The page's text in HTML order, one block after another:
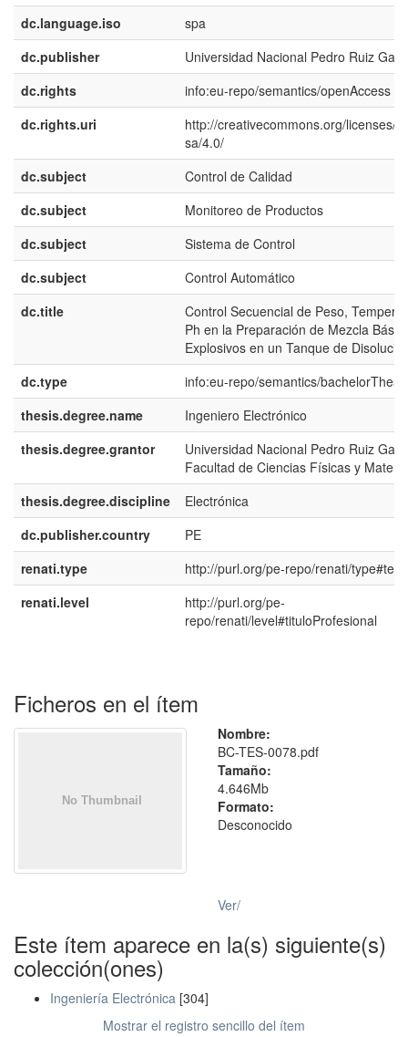
dc.language.iso
spa
dc.publisher
Universidad Nacional Pedro Ruiz Gallo
dc.rights
info:eu-repo/semantics/openAccess
dc.rights.uri
http://creativecommons.org/licenses/
sa/4.0/
dc.subject
Control de Calidad
dc.subject
Monitoreo de Productos
dc.subject
Sistema de Control
dc.subject
Control Automático
dc.title
Control Secuencial de Peso,
Ph en la Preparación de Mezcla
Explosivos en un Tanque de
dc.type
info:eu-repo/semantics/bachelorThesis
thesis.degree.name
Ingeniero Electrónico
thesis.degree.grantor
Universidad Nacional Pedro Ruiz
Facultad de Ciencias Físicas y
thesis.degree.discipline
Electrónica
dc.publisher.country
PE
renati.type
http://purl.org/pe-repo/renati/
renati.level
http://purl.org/pe-
repo/renati/level#tituloProfesional
Ficheros en el ítem
Nombre:
BC-TES-0078.pdf
Tamaño:
4.646Mb
Formato:
Desconocido
Ver/
Este ítem aparece en la(s) siguiente(s)
colección(ones)
Ingeniería Electrónica [304]
Mostrar el registro sencillo del ítem